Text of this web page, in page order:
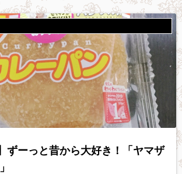
ずーっと昔から大好き！「ヤマザ